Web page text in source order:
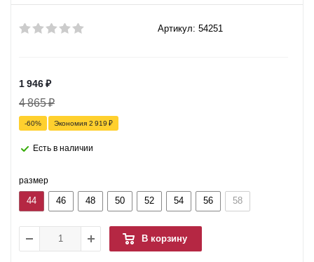
Артикул: 54251
1 946₽
4 865₽
-60% Экономия 2 919 ₽
Есть в наличии
размер
44 46 48 50 52 54 56 58
В корзину